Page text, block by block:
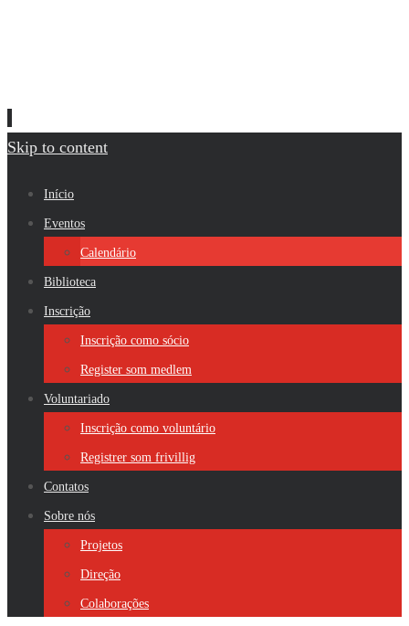
Skip to content
Início
Eventos
Calendário
Biblioteca
Inscrição
Inscrição como sócio
Register som medlem
Voluntariado
Inscrição como voluntário
Registrer som frivillig
Contatos
Sobre nós
Projetos
Direção
Colaborações